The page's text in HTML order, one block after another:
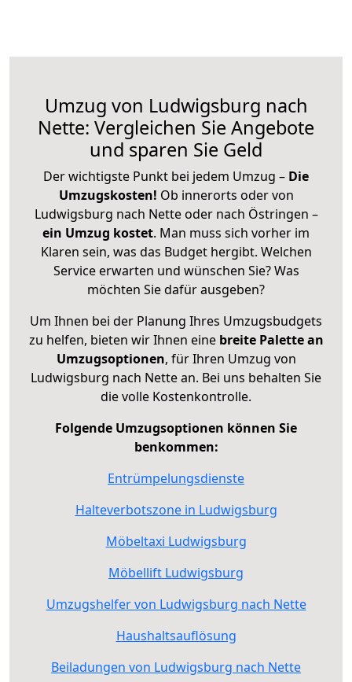
Umzug von Ludwigsburg nach
Nette: Vergleichen Sie Angebote
und sparen Sie Geld
Der wichtigste Punkt bei jedem Umzug – Die
Umzugskosten! Ob innerorts oder von
Ludwigsburg nach Nette oder nach Östringen –
ein Umzug kostet. Man muss sich vorher im
Klaren sein, was das Budget hergibt. Welchen
Service erwarten und wünschen Sie? Was
möchten Sie dafür ausgeben?
Um Ihnen bei der Planung Ihres Umzugsbudgets
zu helfen, bieten wir Ihnen eine breite Palette an
Umzugsoptionen, für Ihren Umzug von
Ludwigsburg nach Nette an. Bei uns behalten Sie
die volle Kostenkontrolle.
Folgende Umzugsoptionen können Sie
benkommen:
Entrümpelungsdienste
Halteverbotszone in Ludwigsburg
Möbeltaxi Ludwigsburg
Möbellift Ludwigsburg
Umzugshelfer von Ludwigsburg nach Nette
Haushaltsauflösung
Beiladungen von Ludwigsburg nach Nette